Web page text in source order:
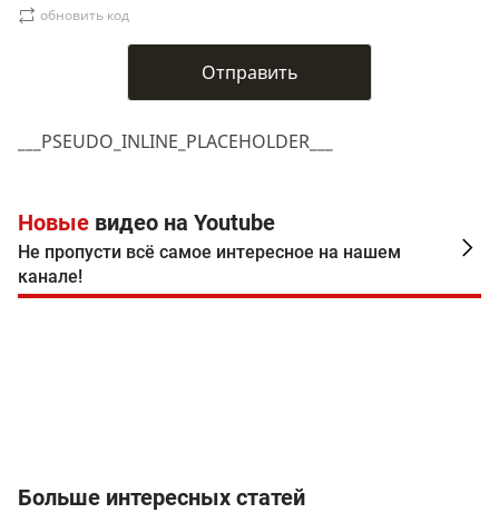
___PSEUDO_INLINE_PLACEHOLDER___
обновить код
Новые видео на Youtube
Не пропусти всё самое интересное на нашем
канале!
Больше интересных статей